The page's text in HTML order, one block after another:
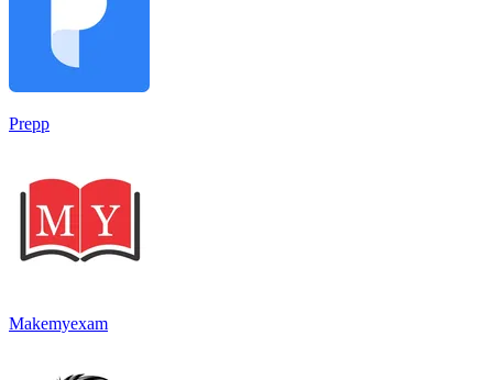
Prepp
Makemyexam